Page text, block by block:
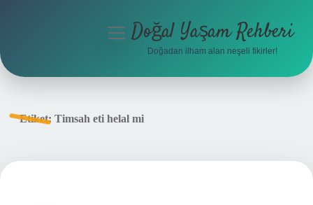
menüyüDoğal Yaşam Rehberi
Doğadan ilham alan neşeli fikirler!
Etiket: Timsah eti helal mi